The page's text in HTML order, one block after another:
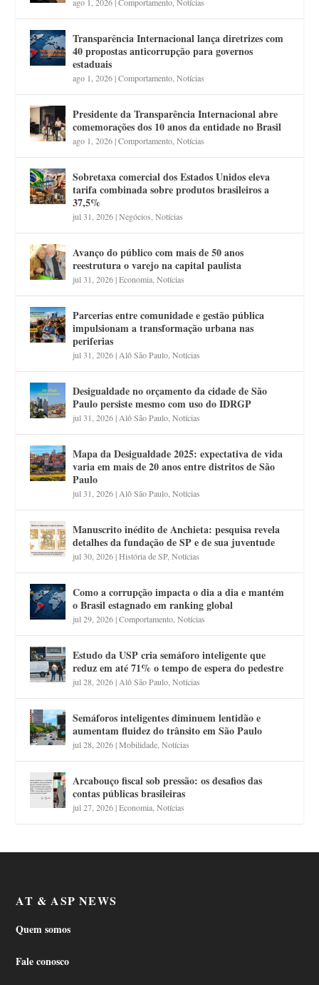
Transparência Internacional lança diretrizes com
40 propostas anticorrupção para governos
estaduais
ago 1, 2026|Comportamento ,Notícias
Presidente da Transparência Internacional abre
comemorações dos 10 anos da entidade no Brasil
ago 1, 2026|Comportamento ,Notícias
Sobretaxa comercial dos Estados Unidos eleva
tarifa combinada sobre produtos brasileiros a
37,5%
jul 31, 2026|Negócios ,Notícias
Avanço do público com mais de 50 anos
reestrutura o varejo na capital paulista
jul 31, 2026|Economia ,Notícias
Parcerias entre comunidade e gestão pública
impulsionam a transformação urbana nas
periferias
jul 31, 2026| Alô São Paulo ,Notícias
Desigualdade no orçamento da cidade de São
Paulo persiste mesmo com uso do IDRGP
jul 31, 2026| Alô São Paulo ,Notícias
Mapa da Desigualdade 2025: expectativa de vida
varia em mais de 20 anos entre distritos de São
Paulo
jul 31, 2026| Alô São Paulo ,Notícias
Manuscrito inédito de Anchieta: pesquisa revela
detalhes da fundação de SP e de sua juventude
jul 30, 2026|História de SP,Notícias
Como a corrupção impacta o dia a dia e mantém
o Brasil estagnado em ranking global
jul 29, 2026|Comportamento ,Notícias
Estudo da USP cria semáforo inteligente que
reduz em até 71% o tempo de espera do pedestre
jul 28, 2026| Alô São Paulo ,Notícias
Semáforos inteligentes diminuem lentidão e
aumentam fluidez do trânsito em São Paulo
jul 28, 2026|Mobilidade ,Notícias
Arcabouço fiscal sob pressão: os desafios das
contas públicas brasileiras
jul 27, 2026|Economia ,Notícias
AT & ASP NEWS
Quem somos
Fale conosco